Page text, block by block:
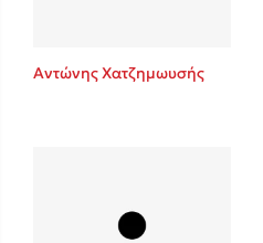
Αντώνης Χατζημωυσής